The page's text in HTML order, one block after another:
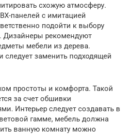
схожую атмосферу.
панелей с имитацией
подойти к выбору
Дизайнеры рекомендуют
мебели из дерева.
следует заменить подходящей
простоты и комфорта. Такой
за счет обшивки
Интерьер следует создавать в
гамме, мебель должна
ванную комнату можно